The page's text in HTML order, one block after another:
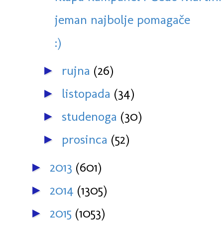
jeman najbolje pomagače
:)
► rujna (26)
► listopada (34)
► studenoga (30)
► prosinca (52)
► 2013 (601)
► 2014 (1305)
► 2015 (1053)